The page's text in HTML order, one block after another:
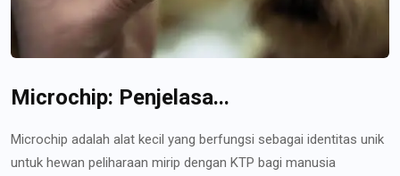
Microchip: Penjelasa...
Microchip adalah alat kecil yang berfungsi sebagai identitas unik
untuk hewan peliharaan mirip dengan KTP bagi manusia